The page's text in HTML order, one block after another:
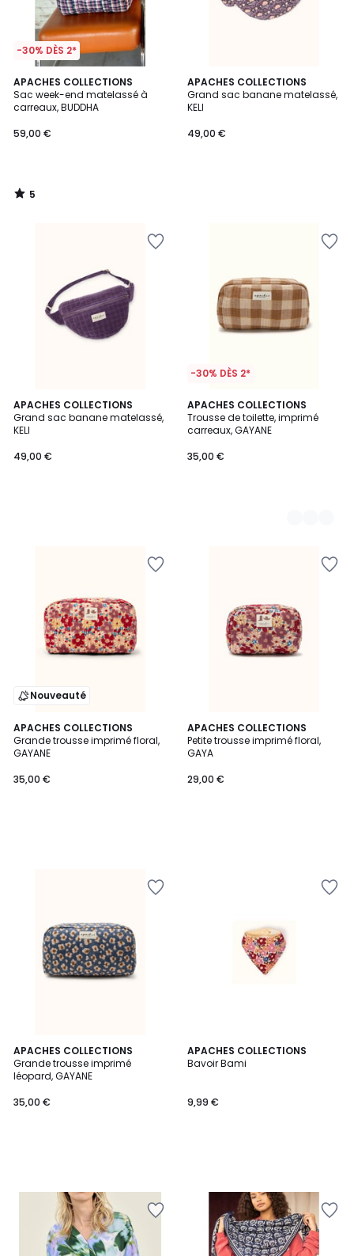
-30% DÈS 2*
APACHES COLLECTIONS
Sac week-end matelassé à
carreaux, BUDDHA
59,00 €
5
/
5
5
/
APACHES COLLECTIONS
Grand sac banane matelassé,
KELI
49,00 €
APACHES COLLECTIONS
Grand sac banane matelassé,
KELI
49,00 €
-30% DÈS 2*
APACHES COLLECTIONS
Trousse de toilette, imprimé
carreaux, GAYANE
35,00 €
2
Couleurs
Nouveauté
APACHES COLLECTIONS
Grande trousse imprimé floral,
GAYANE
35,00 €
APACHES COLLECTIONS
Petite trousse imprimé floral,
GAYA
29,00 €
APACHES COLLECTIONS
Grande trousse imprimé
léopard, GAYANE
35,00 €
APACHES COLLECTIONS
Bavoir Bami
9,99 €